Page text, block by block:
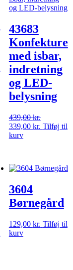
43683
Konfekture
med isbar,
indretning
og LED-
belysning
439,00kr.
Den
oprindelige
339,00 kr. Den
Tilføj til
kurv
3604
Børnegård
129,00 kr. Tilføj til
kurv